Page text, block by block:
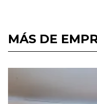
MÁS DE